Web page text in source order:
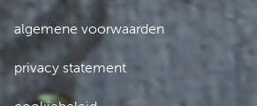
algemene voorwaarden
privacy statement